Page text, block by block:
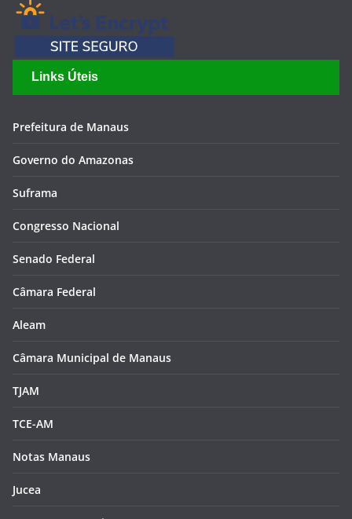
Links Úteis
Prefeitura de Manaus
Governo do Amazonas
Suframa
Congresso Nacional
Senado Federal
Câmara Federal
Aleam
Câmara Municipal de Manaus
TJAM
TCE-AM
Notas Manaus
Jucea